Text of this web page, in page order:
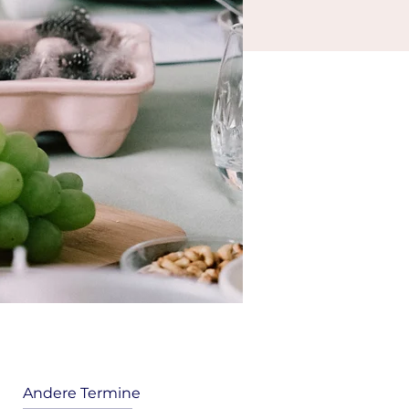
Andere Termine